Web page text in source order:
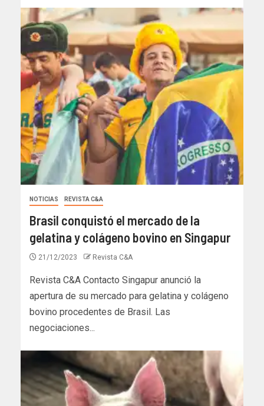
NOTICIAS REVISTA C&A
Brasil conquistó el mercado de la
gelatina y colágeno bovino en Singapur
21/12/2023 Revista C&A
Revista C&A Contacto Singapur anunció la
apertura de su mercado para gelatina y colágeno
bovino procedentes de Brasil. Las
negociaciones...